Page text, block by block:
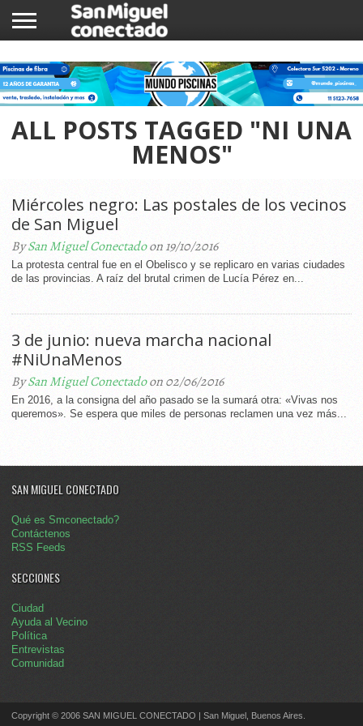
NOTICIAS
COMUNIDAD
COMERCIOS
ALL POSTS TAGGED "NI UNA
MENOS"
Miércoles negro: Las postales de los vecinos
de San Miguel
BySan Miguel Conectadoon 19/10/2016
La protesta central fue en el Obelisco y se replicaro en varias ciudades
de las provincias. A raíz del brutal crimen de Lucía Pérez en...
3 de junio: nueva marcha nacional
#NiUnaMenos
BySan Miguel Conectadoon 02/06/2016
En 2016, a la consigna del año pasado se la sumará otra: «Vivas nos
queremos». Se espera que miles de personas reclamen una vez más...
SAN MIGUEL CONECTADO
Qué es Smconectado?
Contáctenos
RSS Feeds
SECCIONES
Ciudad
Ayuda al Vecino
Política
Entrevistas
Comunidad
Copyright © 2006 SAN MIGUEL CONECTADO | San Miguel, Buenos Aires.